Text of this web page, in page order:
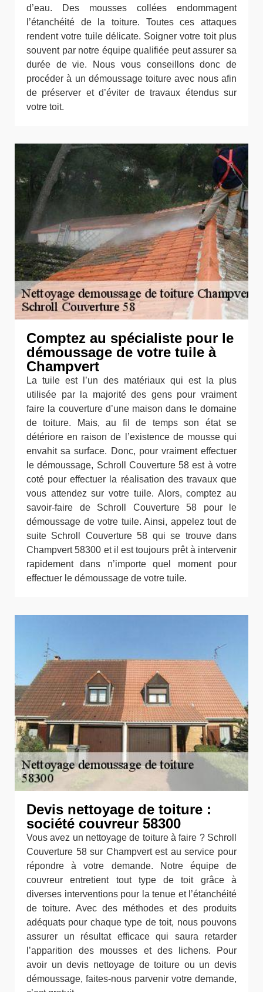
d’eau. Des mousses collées endommagent
l’étanchéité de la toiture. Toutes ces attaques
rendent votre tuile délicate. Soigner votre toit plus
souvent par notre équipe qualifiée peut assurer sa
durée de vie. Nous vous conseillons donc de
procéder à un démoussage toiture avec nous afin
de préserver et d’éviter de travaux étendus sur
votre toit.
Comptez au spécialiste pour le
démoussage de votre tuile à
Champvert
La tuile est l’un des matériaux qui est la plus
utilisée par la majorité des gens pour vraiment
faire la couverture d’une maison dans le domaine
de toiture. Mais, au fil de temps son état se
détériore en raison de l’existence de mousse qui
envahit sa surface. Donc, pour vraiment effectuer
le démoussage, Schroll Couverture 58 est à votre
coté pour effectuer la réalisation des travaux que
vous attendez sur votre tuile. Alors, comptez au
savoir-faire de Schroll Couverture 58 pour le
démoussage de votre tuile. Ainsi, appelez tout de
suite Schroll Couverture 58 qui se trouve dans
Champvert 58300 et il est toujours prêt à intervenir
rapidement dans n’importe quel moment pour
effectuer le démoussage de votre tuile.
Devis nettoyage de toiture :
société couvreur 58300
Vous avez un nettoyage de toiture à faire ? Schroll
Couverture 58 sur Champvert est au service pour
répondre à votre demande. Notre équipe de
couvreur entretient tout type de toit grâce à
diverses interventions pour la tenue et l’étanchéité
de toiture. Avec des méthodes et des produits
adéquats pour chaque type de toit, nous pouvons
assurer un résultat efficace qui saura retarder
l’apparition des mousses et des lichens. Pour
avoir un devis nettoyage de toiture ou un devis
démoussage, faites-nous parvenir votre demande,